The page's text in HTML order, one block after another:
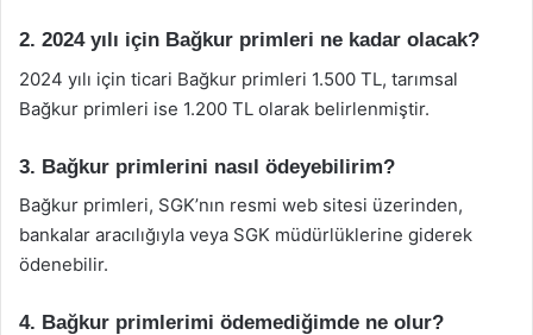
2. 2024 yılı için Bağkur primleri ne kadar olacak?
2024 yılı için ticari Bağkur primleri 1.500 TL, tarımsal
Bağkur primleri ise 1.200 TL olarak belirlenmiştir.
3. Bağkur primlerini nasıl ödeyebilirim?
Bağkur primleri, SGK’nın resmi web sitesi üzerinden,
bankalar aracılığıyla veya SGK müdürlüklerine giderek
ödenebilir.
4. Bağkur primlerimi ödemediğimde ne olur?